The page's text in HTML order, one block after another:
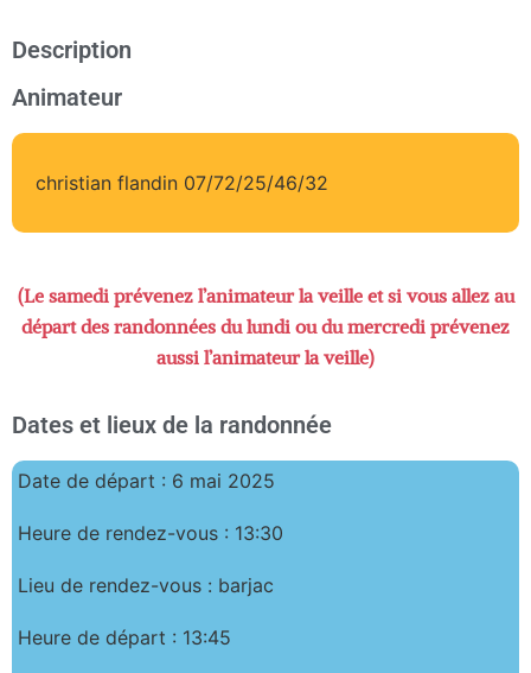
Description
Animateur
christian flandin 07/72/25/46/32
(Le samedi prévenez l’animateur la veille et si vous allez au
départ des randonnées du lundi ou du mercredi prévenez
aussi l’animateur la veille)
Dates et lieux de la randonnée
Date de départ : 6 mai 2025
Heure de rendez-vous : 13:30
Lieu de rendez-vous : barjac
Heure de départ : 13:45